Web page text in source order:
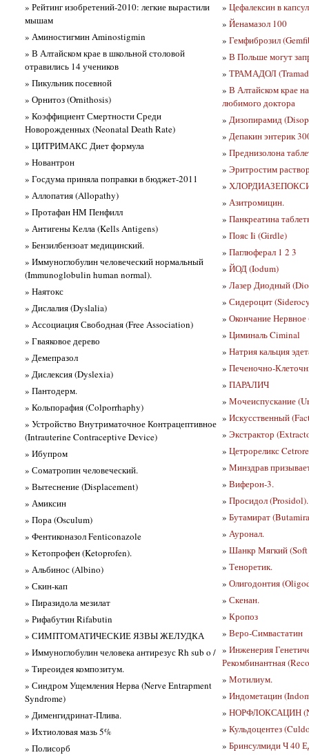
» Рейтинг изобретений-2010: легкие вырастили
мышам
» Аминостигмин Aminostigmin
» В Алтайском крае в школьной столовой
отравились 14 учеников
» Пикульник посевной
» Орнитоз (Ornithosis)
» Коэффициент Смертности Среди
Новорожденных (Neonatal Death Rate)
» ЦИТРИМАКС Диет формула
» Новантрон
» Госдума приняла поправки в бюджет-2011
» Аллопатия (Allopathy)
» Протафан HM Пенфилл
» Антигены Келла (Kells Antigens)
» Бензилбензоат медицинский.
» Иммуноглобулин человеческий нормальный
(Immunoglobulin human normal).
» Наятокс
» Дислалия (Dyslalia)
» Ассоциация Свободная (Free Association)
» Гваяковое дерево
» Демепразол
» Дислексия (Dyslexia)
» Пантодерм.
» Кольпорафия (Colporrhaphy)
» Устройство Внутриматочное Контрацептивное
(Intrauterine Contraceptive Device)
» Ибупром
» Соматропин человеческий.
» Вытеснение (Displacement)
» Амиксин
» Пора (Osculum)
» Фентиконазол Fenticonazole
» Кетопрофен (Ketoprofen).
» Альбинос (Albino)
» Скин-кап
» Пиразидола мезилат
» Рифабутин Rifabutin
» СИМПТОМАТИЧЕСКИЕ ЯЗВЫ ЖЕЛУДКА
» Иммуноглобулин человека антирезус Rh sub o /
» Тиреоидея композитум.
» Синдром Ущемления Нерва (Nerve Entrapment
Syndrome)
» Дименгидринат-Плива.
» Ихтиоловая мазь 5%
» Полисорб
» Цефалексин в
» Йенамазол 100
» Гемфиброзил
» В Польше могут
» ТРАМАДОЛ
» В Алтайском крае
любимого доктора
» Дизопирамид
» Депакин энтерик
» Преднизолона
» Эритростим
»
» Азитромицин.
» Панкреатина
» Пояс Ii (Girdle)
» Паглюферал 1 2 3
» ЙОД (Iodum)
» Лазер Диодный
» Сидероцит
» Окончание
» Циминаль Ciminal
» Натрия кальция
» Печеночно-
» ПАРАЛИЧ
» Мочеиспускание
» Искусственный
» Экстрактор
» Цетрореликс
» Минздрав
» Виферон-3.
» Просидол (Prosidol).
» Бутамират
» Ауронал.
» Шанкр Мягкий
» Теноретик.
» Олигодонтия
» Скенан.
» Кропоз
» Веро-Симвастатин
» Инженерия
Рекомбинантная
» Мотилиум.
» Индометацин
» НОРФЛОКСАЦИН
» Кульдоцентез
» Бринсулмиди Ч 40